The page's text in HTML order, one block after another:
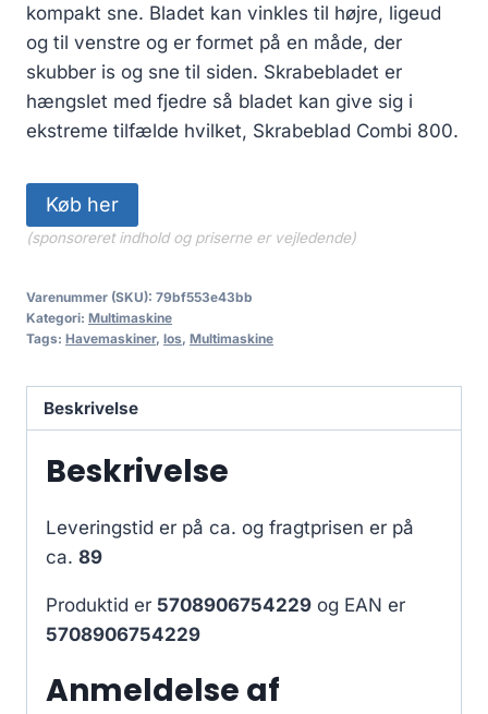
kompakt sne. Bladet kan vinkles til højre, ligeud
og til venstre og er formet på en måde, der
skubber is og sne til siden. Skrabebladet er
hængslet med fjedre så bladet kan give sig i
ekstreme tilfælde hvilket, Skrabeblad Combi 800.
Køb her
(sponsoreret indhold og priserne er vejledende)
Varenummer (SKU): 79bf553e43bb
Kategori: Multimaskine
Tags: Havemaskiner, los, Multimaskine
Beskrivelse
Beskrivelse
Leveringstid er på ca. og fragtprisen er på
ca. 89
Produktid er 5708906754229 og EAN er
5708906754229
Anmeldelse af